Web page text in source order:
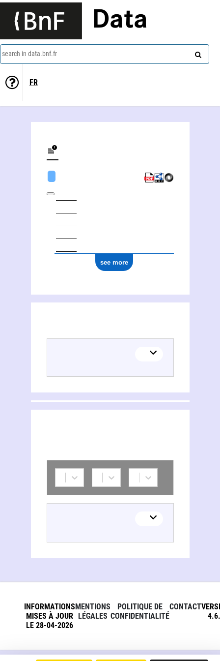
Data
search in data.bnf.fr
FR
see more
INFORMATIONS
MISES À JOUR
LE 28-04-2026
MENTIONS
LÉGALES
POLITIQUE DE
CONFIDENTIALITÉ
CONTACT